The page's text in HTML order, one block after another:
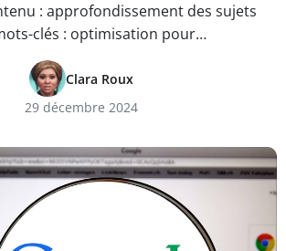
: approfondissement des sujets
clés : optimisation pour…
Clara Roux
29 décembre 2024